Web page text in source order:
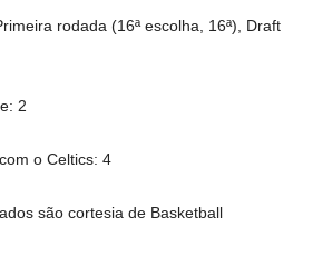
rodada (16ª escolha, 16ª), Draft
2
o Celtics: 4
são cortesia de Basketball